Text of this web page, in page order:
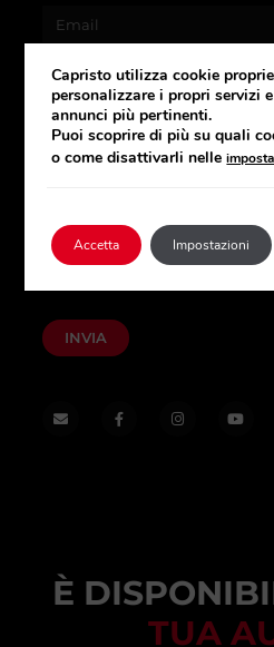
Capristo Exhaust Italy rispetta i tuoi
INVIA
È
TUA
Capristo utilizza cookie
personalizzare i propri servizi
annunci più pertinenti.
Puoi scoprire di più su quali
o come disattivarli nelle
Accetta Impostazioni